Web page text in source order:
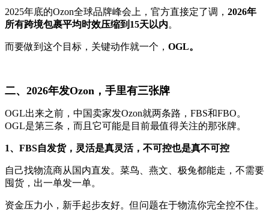
2025年底的Ozon全球品牌峰会上，官方直接定了调， 2026年
所有跨境包裹平均时效压缩到15天以内。
而要做到这个目标，关键动作就一个， OGL。
二、2026年发Ozon，手里有三张牌
OGL出来之前，中国卖家发Ozon就两条路，FBS和FBO。
OGL是第三条，而且它可能是目前最值得关注的那张牌。
1、FBS自发货，灵活是真灵活，不可控也是真不可控
自己找物流商从国内直发。菜鸟、燕文、极兔都能走，不需要
囤货，出一单发一单。
资金压力小，新手起步友好。但问题在于物流你完全控不住。